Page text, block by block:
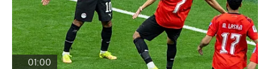
01:00